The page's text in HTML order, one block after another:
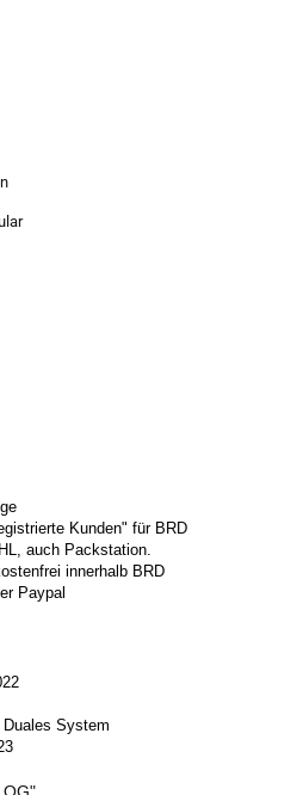
Kunden" für BRD
auch Packstation.
innerhalb BRD
Paypal
System